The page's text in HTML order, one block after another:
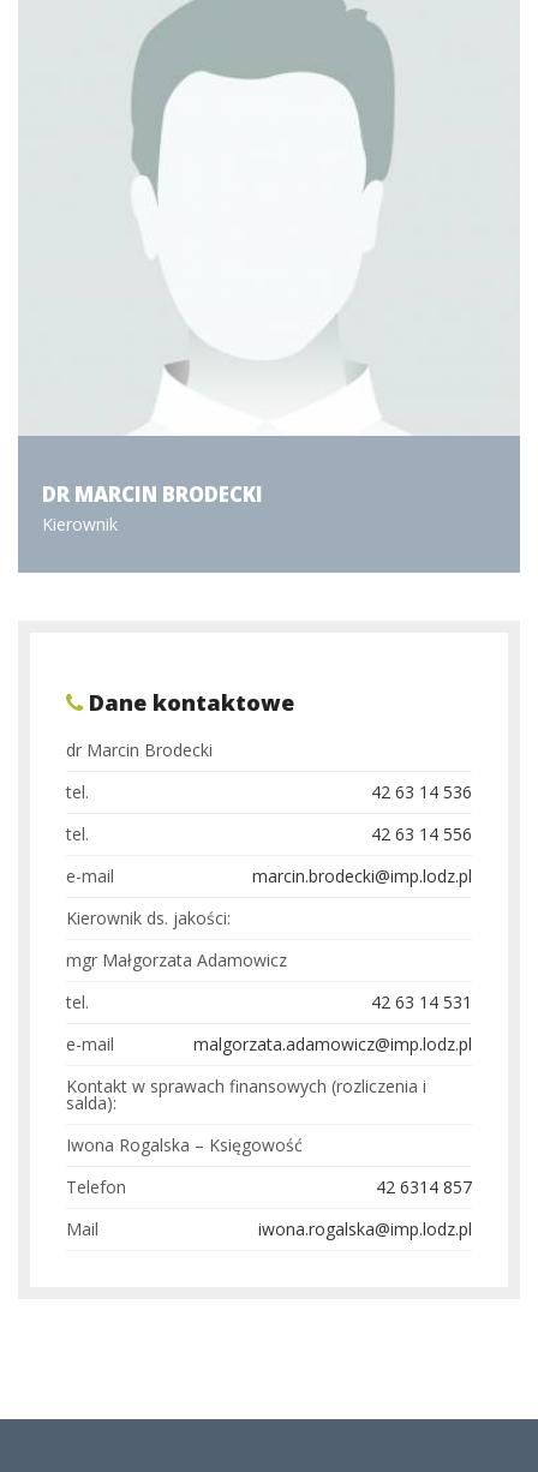
DR MARCIN BRODECKI
Kierownik
Dane kontaktowe
dr Marcin Brodecki
tel.
42 63 14 536
tel.
42 63 14 556
e-mail
marcin.brodecki@imp.lodz.pl
Kierownik ds. jakości:
mgr Małgorzata Adamowicz
tel.
42 63 14 531
e-mail
malgorzata.adamowicz@imp.lodz.pl
Kontakt w sprawach finansowych (rozliczenia i
salda):
Iwona Rogalska – Księgowość
Telefon
42 6314 857
Mail
iwona.rogalska@imp.lodz.pl